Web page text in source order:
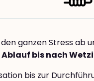
ganzen Stress ab
bis nach
bis zur